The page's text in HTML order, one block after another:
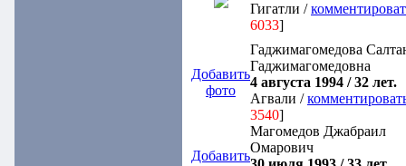
Гигатли /
6033]
Добавить
фото
Гаджимагомедова
Гаджимагомедовна
4 августа 1994 / 32 лет.
Агвали /
3540]
Добавить
Магомедов Джабраил
Омарович